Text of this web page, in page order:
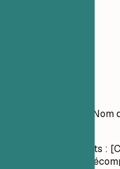
| Nom
Cours pertinents :
Distinctions/